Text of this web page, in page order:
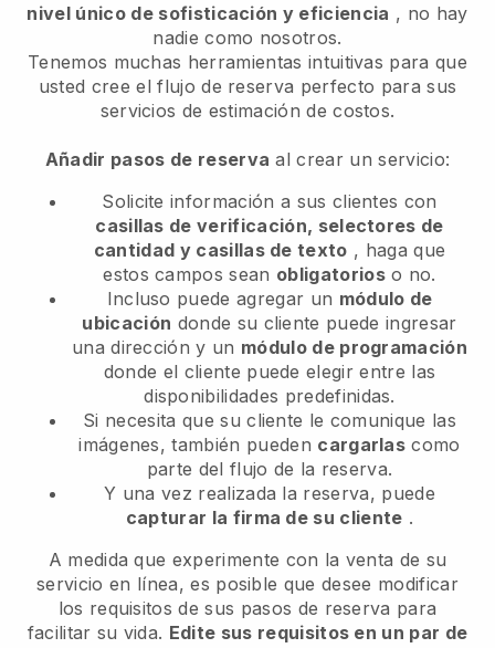
nivel único de sofisticación y eficiencia , no hay
nadie como nosotros.
Tenemos muchas herramientas intuitivas para que
usted cree el flujo de reserva perfecto para sus
servicios de estimación de costos.
Añadir pasos de reserva al crear un servicio:
Solicite información a sus clientes con
casillas de verificación, selectores de
cantidad y casillas de texto , haga que
estos campos sean obligatorioso no.
Incluso puede agregar un módulo de
ubicación donde su cliente puede ingresar
una dirección y un módulo de programación
donde el cliente puede elegir entre las
disponibilidades predefinidas.
Si necesita que su cliente le comunique las
imágenes, también pueden cargarlas como
parte del flujo de la reserva.
Y una vez realizada la reserva, puede
capturar la firma de su cliente .
A medida que experimente con la venta de su
servicio en línea, es posible que desee modificar
los requisitos de sus pasos de reserva para
facilitar su vida. Edite sus requisitos en un par de